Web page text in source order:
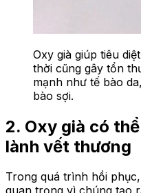
Oxy già giúp tiêu
thời cũng gây tổn
mạnh như tế bào
bào sợi.
2. Oxy già có
lành vết thương
Trong quá trình hồi